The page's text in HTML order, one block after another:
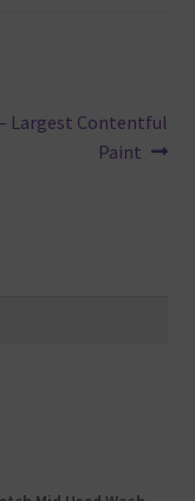
Largest Contentful
Paint